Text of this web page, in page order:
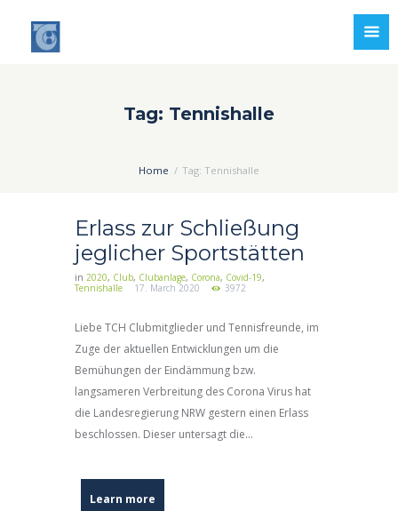
Tag: Tennishalle
Home Tag: Tennishalle
Erlass zur Schließung
jeglicher Sportstätten
in 2020, Club, Clubanlage, Corona, Covid-19,
Tennishalle
17. March 2020 3972
Liebe TCH Clubmitglieder und Tennisfreunde, im
Zuge der aktuellen Entwicklungen um die
Bemühungen der Eindämmung bzw.
langsameren Verbreitung des Corona Virus hat
die Landesregierung NRW gestern einen Erlass
beschlossen. Dieser untersagt die...
Learn more